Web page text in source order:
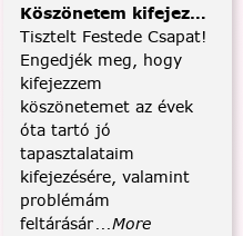
Köszönetem kifejezése
Tisztelt Festede Csapat!
Engedjék meg, hogy
kifejezzem
köszönetemet az évek
óta tartó jó
tapasztalataim
kifejezésére, valamint
problémám
feltárásár...More